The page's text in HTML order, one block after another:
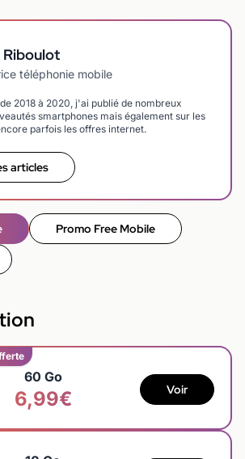
Riboulot
téléphonie mobile
2018 à 2020, j'ai publié de nombreux
smartphones mais également sur les
parfois les offres internet.
articles
Promo Free Mobile
60 Go
6,99€ Voir